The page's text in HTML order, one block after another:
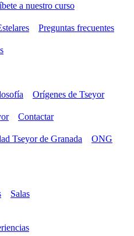
a nuestro curso
Preguntas frecuentes
Orígenes de Tseyor
Contactar
Tseyor de Granada
ONG
Salas